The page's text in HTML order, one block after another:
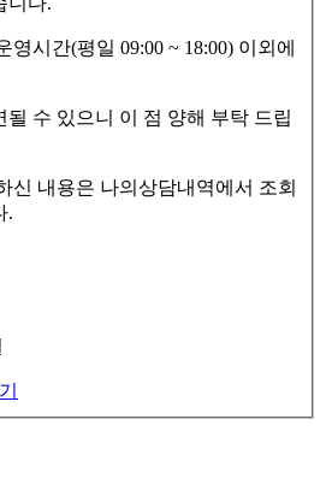
영시간(평일 09:00 ~ 18:00) 이외에
될 수 있으니 이 점 양해 부탁 드립
신 내용은 나의상담내역에서 조회
.